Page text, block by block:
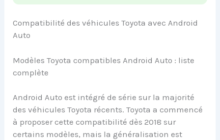
Compatibilité des véhicules Toyota avec Android
Auto
Modèles Toyota compatibles Android Auto : liste
complète
Android Auto est intégré de série sur la majorité
des véhicules Toyota récents. Toyota a commencé
à proposer cette compatibilité dès 2018 sur
certains modèles, mais la généralisation est